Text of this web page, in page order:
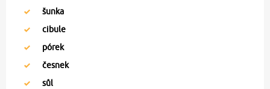
šunka
cibule
pórek
česnek
sůl